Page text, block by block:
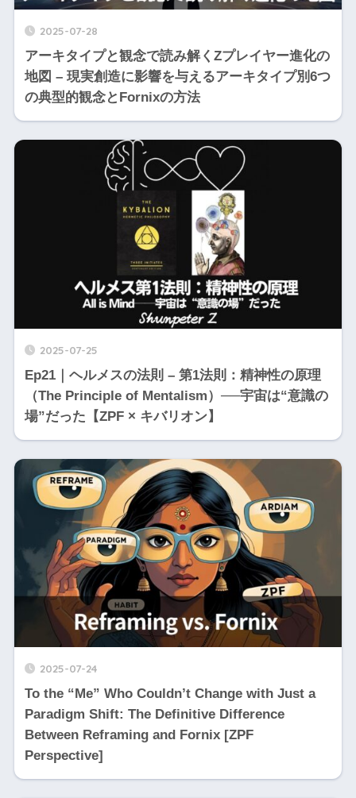
2025-07-28
アーキタイプと観念で読み解くZプレイヤー進化の
地図 – 現実創造に影響を与えるアーキタイプ別6つ
の典型的観念とFornixの方法
2025-07-25
Ep21｜ヘルメスの法則 – 第1法則：精神性の原理
（The Principle of Mentalism）──宇宙は“意識の
場”だった【ZPF × キバリオン】
2025-07-24
To the “Me” Who Couldn’t Change with Just a
Paradigm Shift: The Definitive Difference
Between Reframing and Fornix [ZPF
Perspective]